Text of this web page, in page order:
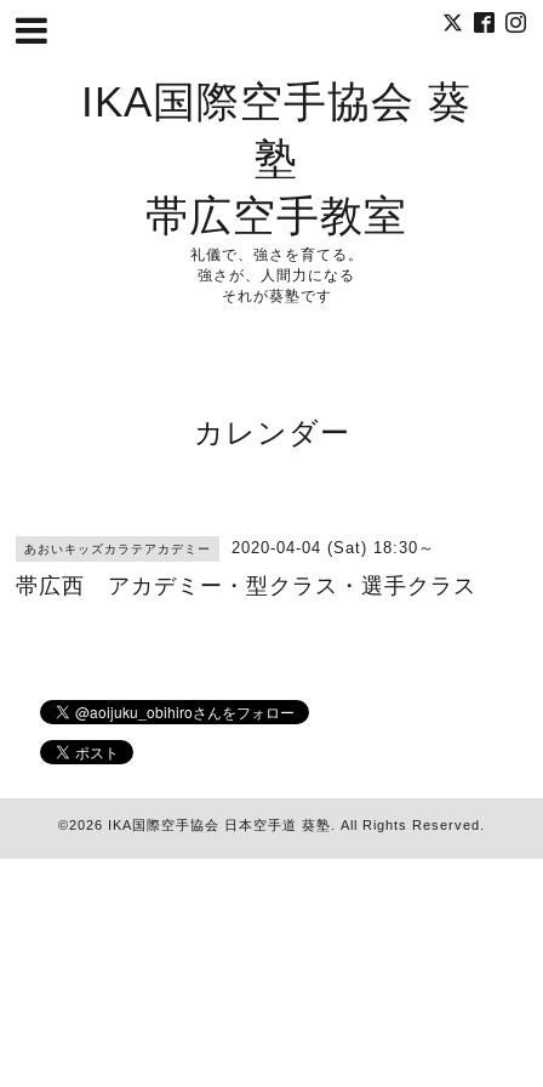
IKA国際空手協会 葵
塾
帯広空手教室
礼儀で、強さを育てる。
強さが、人間力になる
それが葵塾です
カレンダー
あおいキッズカラテアカデミー 2020-04-04 (Sat) 18:30～
帯広西 アカデミー・型クラス・選手クラス
©2026 IKA国際空手協会 日本空手道 葵塾 . All Rights Reserved.